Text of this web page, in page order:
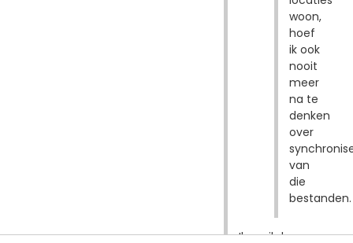
woon,
hoef
ik ook
nooit
meer
na te
denken
over
van
die
bestanden.
Ik mail de